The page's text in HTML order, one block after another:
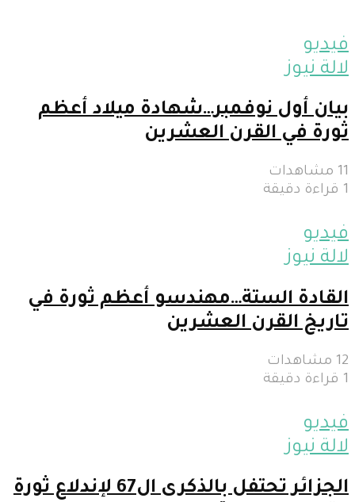
فيديو
لالة نيوز
بيان أول نوفمبر…شهادة ميلاد أعظم
ثورة في القرن العشرين
11 مشاهدات
1 قراءة دقيقة
فيديو
لالة نيوز
القادة الستة…مهندسو أعظم ثورة في
تاريخ القرن العشرين
12 مشاهدات
1 قراءة دقيقة
فيديو
لالة نيوز
الجزائر تحتفل بالذكرى ال67 لإندلاع ثورة